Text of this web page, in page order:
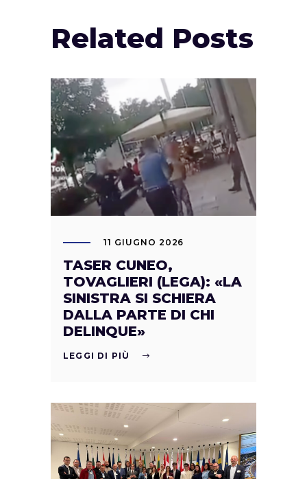
Related Posts
11 GIUGNO 2026
TASER CUNEO,
TOVAGLIERI (LEGA): «LA
SINISTRA SI SCHIERA
DALLA PARTE DI CHI
DELINQUE»
LEGGI DI PIÙ